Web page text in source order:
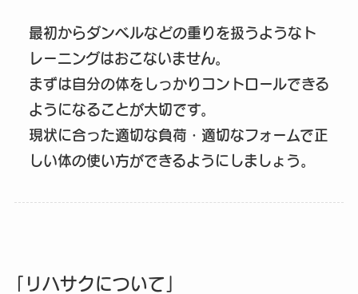
最初からダンベルなどの重りを扱うようなト
レーニングはおこないません。
まずは自分の体をしっかりコントロールできる
ようになることが大切です。
現状に合った適切な負荷・適切なフォームで正
しい体の使い方ができるようにしましょう。
「リハサクについて」